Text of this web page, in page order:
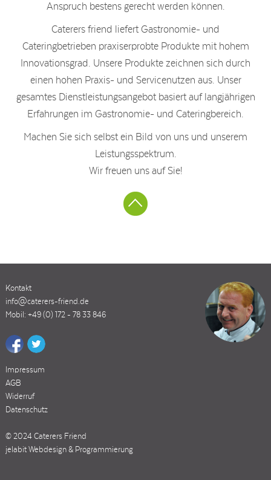
Anspruch bestens gerecht werden können.
Caterers friend liefert Gastronomie- und
Cateringbetrieben praxiserprobte Produkte mit hohem
Innovationsgrad. Unsere Produkte zeichnen sich durch
einen hohen Praxis- und Servicenutzen aus. Unser
gesamtes Dienstleistungsangebot basiert auf langjährigen
Erfahrungen im Gastronomie- und Cateringbereich.
Machen Sie sich selbst ein Bild von uns und unserem
Leistungsspektrum.
Wir freuen uns auf Sie!
Kontakt
info@caterers-friend.de
Mobil: +49 (0) 172 - 78 33 846
Impressum
AGB
Widerruf
Datenschutz
© 2024 Caterers Friend
jelabit Webdesign & Programmierung